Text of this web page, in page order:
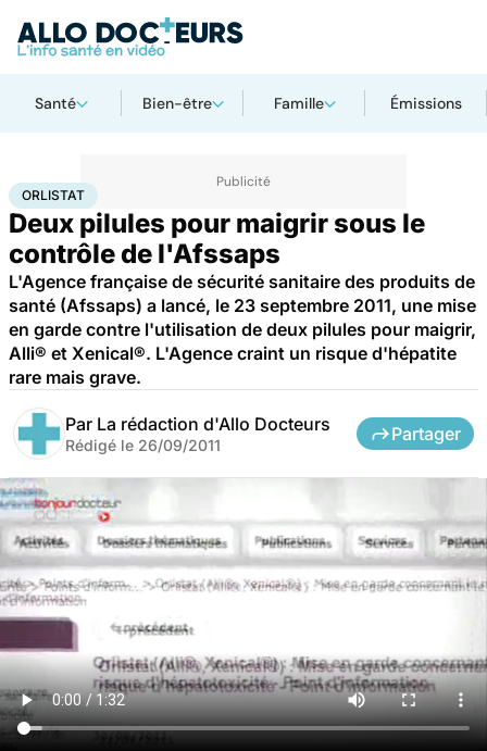
Santé Bien-être Famille Émissions
AccueilSanté
ORLISTAT
Deux pilules pour maigrir sous le
contrôle de l'Afssaps
L'Agence française de sécurité sanitaire des produits de
santé (Afssaps) a lancé, le 23 septembre 2011, une mise
en garde contre l'utilisation de deux pilules pour maigrir,
Alli® et Xenical®. L'Agence craint un risque d'hépatite
rare mais grave.
Par La rédaction d'Allo Docteurs
Rédigé le 26/09/2011
Partager